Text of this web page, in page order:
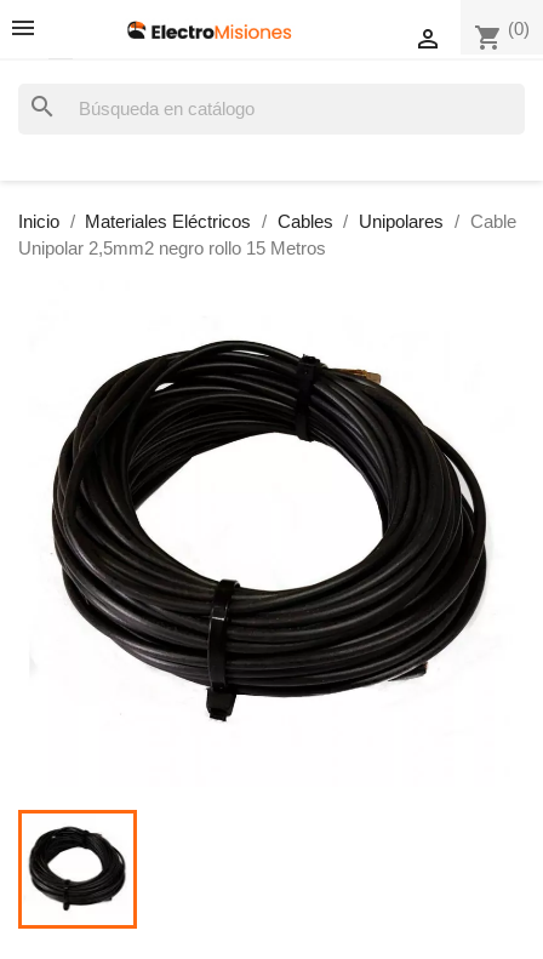
shopping_cart (0)

search
Inicio Materiales Eléctricos Cables Unipolares
Cable
Unipolar 2,5mm2 negro rollo 15 Metros